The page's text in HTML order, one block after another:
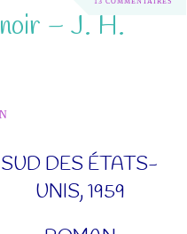
13 COMMENTAIRES
noir – J. H.
SUD DES ÉTATS-
UNIS, 1959